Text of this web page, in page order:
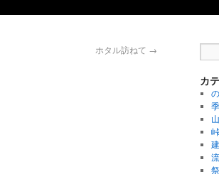
ホタル訪ねて →
カ
山
峠